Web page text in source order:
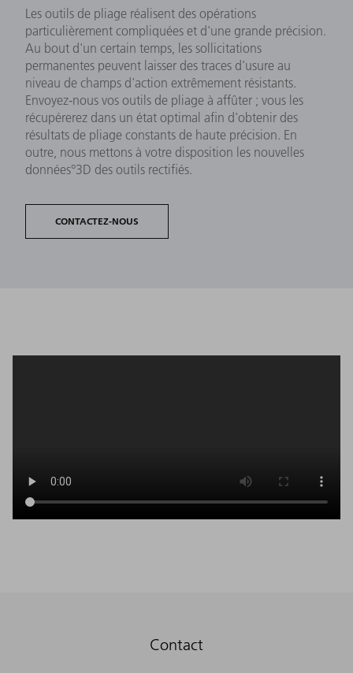
Les outils de pliage réalisent des opérations
particulièrement compliquées et d'une grande précision.
Au bout d'un certain temps, les sollicitations
permanentes peuvent laisser des traces d'usure au
niveau de champs d'action extrêmement résistants.
Envoyez-nous vos outils de pliage à affûter ; vous les
récupérerez dans un état optimal afin d'obtenir des
résultats de pliage constants de haute précision. En
outre, nous mettons à votre disposition les nouvelles
données°3D des outils rectifiés.
CONTACTEZ-NOUS
Contact